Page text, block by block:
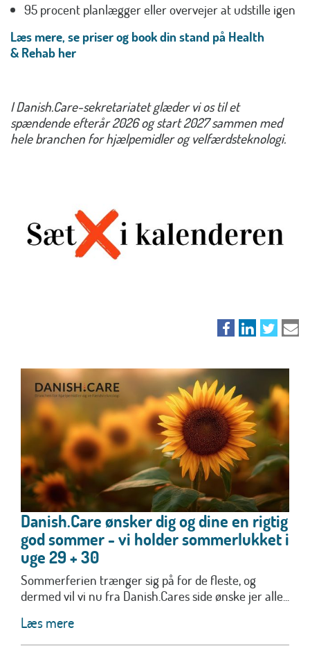
95 procent planlægger eller overvejer at udstille igen
Læs mere, se priser og book din stand på Health
& Rehab her
I Danish.Care-sekretariatet glæder vi os til et
spændende efterår 2026 og start 2027 sammen med
hele branchen for hjælpemidler og velfærdsteknologi.
Danish.Care ønsker dig og dine en rigtig
god sommer - vi holder sommerlukket i
uge 29 + 30
Sommerferien trænger sig på for de fleste, og
dermed vil vi nu fra Danish.Cares side ønske jer alle...
Læs mere